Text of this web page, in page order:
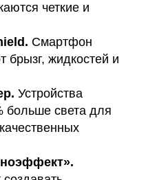
четкие и
Смартфон
брызг, жидкостей и
Устройства
больше света для